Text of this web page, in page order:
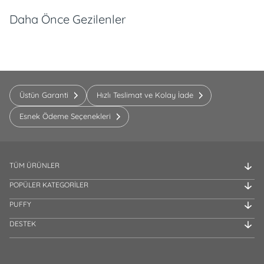
Daha Önce Gezilenler
Üstün Garanti Hızlı Teslimat ve Kolay İade
Esnek Ödeme Seçenekleri
TÜM ÜRÜNLER
POPÜLER KATEGORİLER
PUFFY
DESTEK